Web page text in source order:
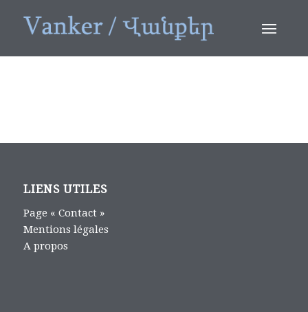
LIENS UTILES
Page « Contact »
Mentions légales
A propos